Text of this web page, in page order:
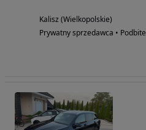
Kalisz (Wielkopolskie)
Prywatny sprzedawca • Podbite